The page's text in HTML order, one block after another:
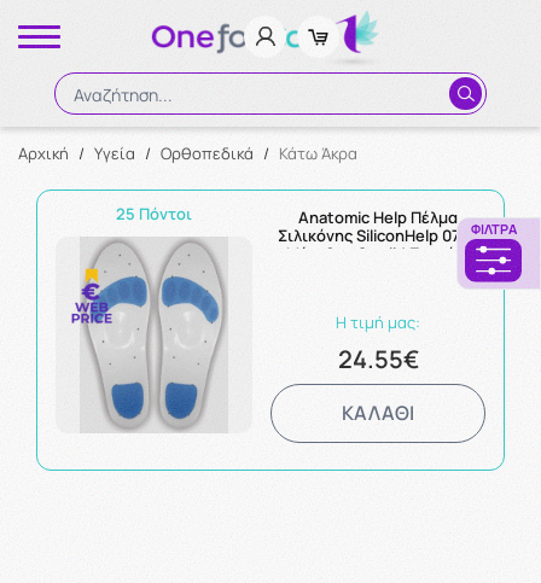
Αναζήτηση...
Αναζήτηση
Αρχική / Υγεία / Ορθοπεδικά / Κάτω Άκρα
ΦΊΛΤΡΑ
25 Πόντοι
Anatomic Help Πέλμα
Σιλικόνης SiliconHelp 0753
Μέγεθος Small 1 Ζευγάρι
Η τιμή μας:
24.55€
ΚΑΛΑΘΙ